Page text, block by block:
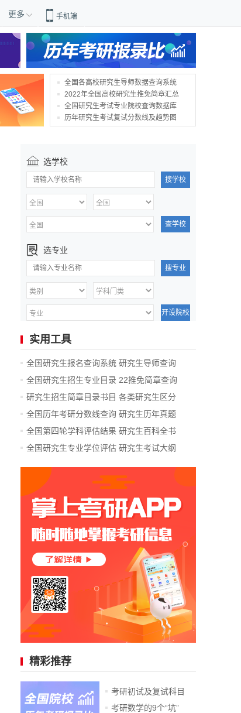
更多 手机端
全国各高校研究生导师数据查询系统
2022年全国高校研究生推免简章汇总
全国研究生考试专业院校查询数据库
历年研究生考试复试分数线及趋势图
选学校
搜学校
查学校
选专业
搜专业
开设院校
实用工具
全国研究生报名查询系统 研究生导师查询
全国研究生招生专业目录 22推免简章查询
研究生招生简章目录书目 各类研究生区分
全国历年考研分数线查询 研究生历年真题
全国第四轮学科评估结果 研究生百科全书
全国研究生专业学位评估 研究生考试大纲
精彩推荐
考研初试及复试科目
考研数学的9个“坑”